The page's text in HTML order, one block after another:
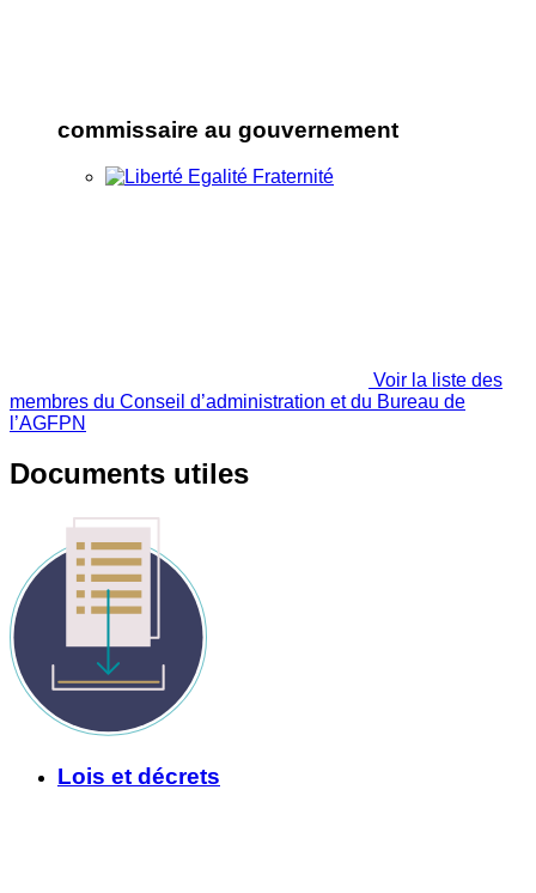
commissaire au gouvernement
Voir la liste des
membres du Conseil d’administration et du Bureau de
l’AGFPN
Documents utiles
Lois et décrets